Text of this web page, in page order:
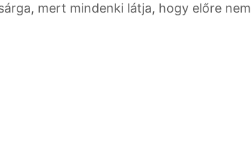
mert mindenki látja, hogy előre nem